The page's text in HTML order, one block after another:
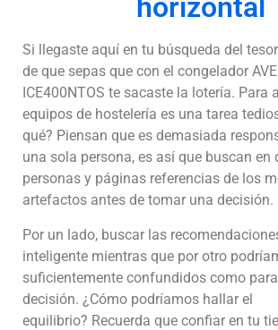
horizontal
Si llegaste aquí en tu búsqueda del
de que sepas que con el congelador
ICE400NTOS te sacaste la lotería. Para
equipos de hostelería es una tarea
qué? Piensan que es demasiada
una sola persona, es así que buscan en
personas y páginas referencias de los
artefactos antes de tomar una decisión.
Por un lado, buscar las
inteligente mientras que por otro
suficientemente confundidos como
decisión. ¿Cómo podríamos hallar el
equilibrio? Recuerda que confiar en tu